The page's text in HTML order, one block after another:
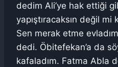
dedim Ali’ye hak ettiği
yapıştıracaksın değil
Sen merak etme
dedi. Öbitefekan’a da
kafaladım. Fatma Abla